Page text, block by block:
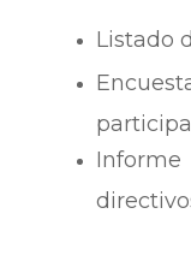
Listado